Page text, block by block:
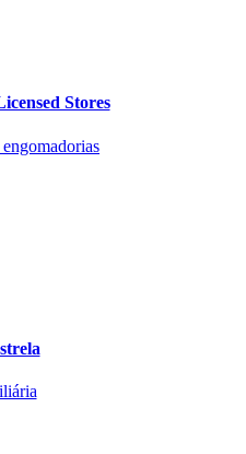
Stores